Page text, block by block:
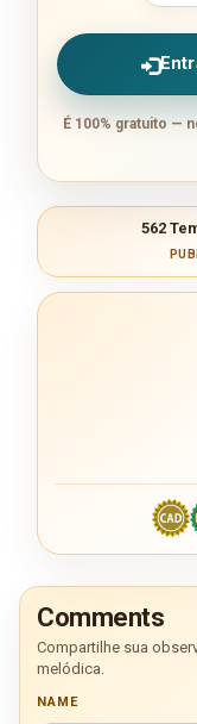
É 100% gratuito —
562
Comments
Compartilhe sua
melódica.
NAME